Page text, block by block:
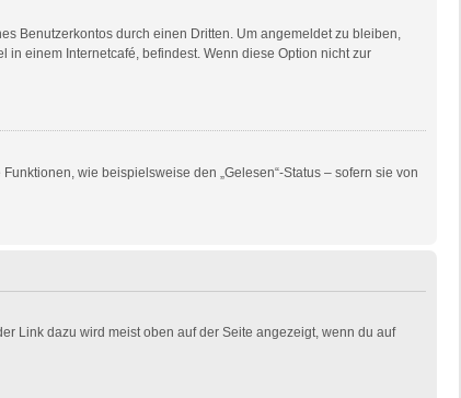
Benutzerkontos durch einen Dritten. Um angemeldet zu bleiben,
in einem Internetcafé, befindest. Wenn diese Option nicht zur
wie beispielsweise den „Gelesen“-Status – sofern sie von
Link dazu wird meist oben auf der Seite angezeigt, wenn du auf